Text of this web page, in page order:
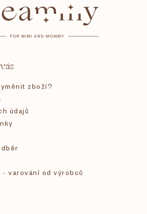
zboží?
údajů
- varování od výrobců